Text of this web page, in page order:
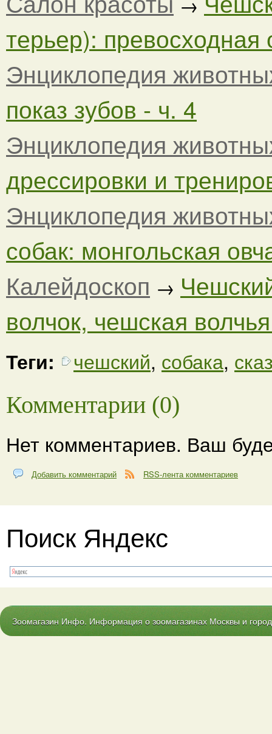
терьер): превосходная
Энциклопедия
показ зубов - ч. 4
Энциклопедия
дрессировки и
Энциклопедия
собак: монгольская
Калейдоскоп →
волчок, чешская
Теги: чешский, собака,
Комментарии (0)
Нет комментариев. Ваш
Добавить комментарий RSS-лента комментариев
Поиск Яндекс
Зоомагазин Инфо. Информация о зоомагазинах Москвы и